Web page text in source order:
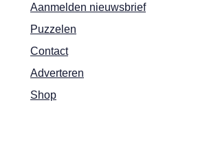
Aanmelden nieuwsbrief
Puzzelen
Contact
Adverteren
Shop